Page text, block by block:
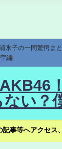
氷子の一同驚愕ま
編-
い？
事等へアクセス